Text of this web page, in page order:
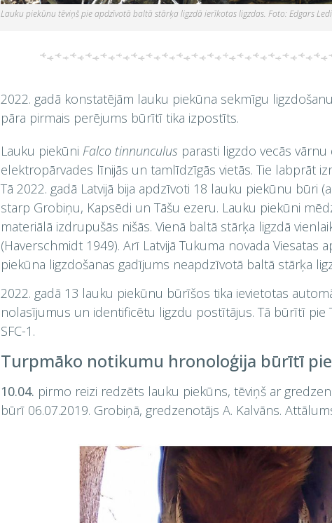
Lauku piekūnu tēviņš pie apdzīvotā baltā stārķa ligzdā ierīkotas ligzdas. Foto: Edgars
2022. gadā konstatējām lauku piekūna sekmīgu
pāra pirmais perējums būrītī tika izpostīts.
Lauku piekūni Falco tinnunculus parasti ligzdo vecās
elektropārvades līnijās un tamlīdzīgās vietās. Tie labprāt
Tā 2022. gadā Latvijā bija apdzīvoti 18 lauku piekūnu būri
starp Grobiņu, Kapsēdi un Tāšu ezeru. Lauku piekūni
materiālā izdrupušās nišās. Vienā baltā stārķa ligzdā
(Haverschmidt 1949). Arī Latvijā Tukuma novada
piekūna ligzdošanas gadījums neapdzīvotā baltā stārķa
2022. gadā 13 lauku piekūnu būrīšos tika ievietotas
nolasījumus un identificētu ligzdu postītājus. Tā būrītī pie
SFC-1.
Turpmāko notikumu hronoloģija būrītī pie
10.04. pirmo reizi redzēts lauku piekūns, tēviņš ar
būrī 06.07.2019. Grobiņā, gredzenotājs A. Kalvāns.